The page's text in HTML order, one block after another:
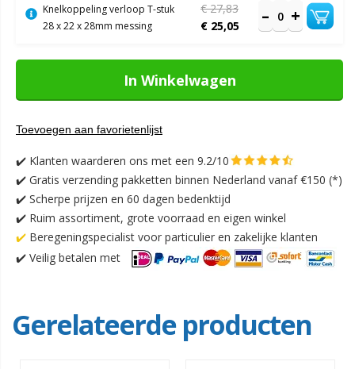
Knelkoppeling verloop T-stuk
28 x 22 x 28mm messing
€ 25,05
€ 27,83
In Winkelwagen
Toevoegen aan favorietenlijst
✔️ Klanten waarderen ons met een 9.2/10
✔️ Gratis verzending pakketten binnen Nederland vanaf €150 (*)
✔️ Scherpe prijzen en 60 dagen bedenktijd
✔️ Ruim assortiment, grote voorraad en eigen winkel
✔️ Beregeningspecialist voor particulier en zakelijke klanten
✔️ Veilig betalen met
Gerelateerde producten